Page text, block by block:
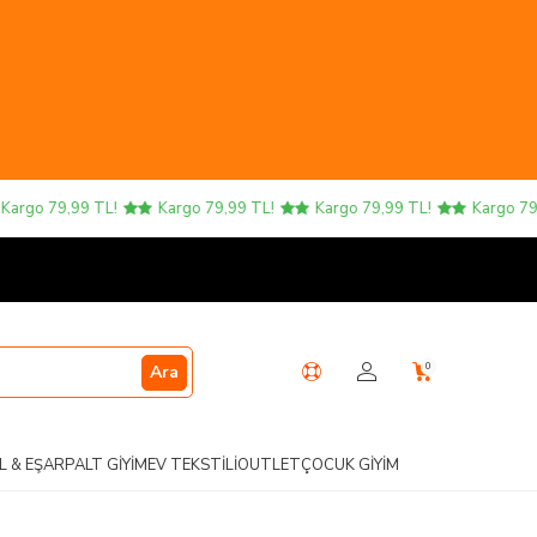
79,99 TL! Kargo 79,99 TL! Kargo 79,99 TL! Kargo
Ara 0
& EŞARPALT GIYIMEV TEKSTILIOUTLETÇOCUK GIYIM